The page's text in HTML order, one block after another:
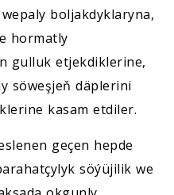
boljakdyklaryna,
hormatly
gulluk etjekdiklerine,
söweşjeň däplerini
kasam etdiler.
geçen hepde
söýüjilik we